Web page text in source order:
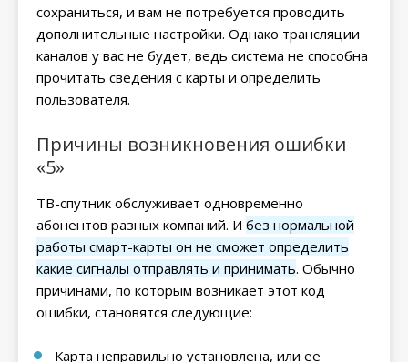
сохраниться, и вам не потребуется проводить
дополнительные настройки. Однако трансляции
каналов у вас не будет, ведь система не способна
прочитать сведения с карты и определить
пользователя.
Причины возникновения ошибки
«5»
ТВ-спутник обслуживает одновременно
абонентов разных компаний. И без нормальной
работы смарт-карты он не сможет определить
какие сигналы отправлять и принимать. Обычно
причинами, по которым возникает этот код
ошибки, становятся следующие:
Карта неправильно установлена, или ее